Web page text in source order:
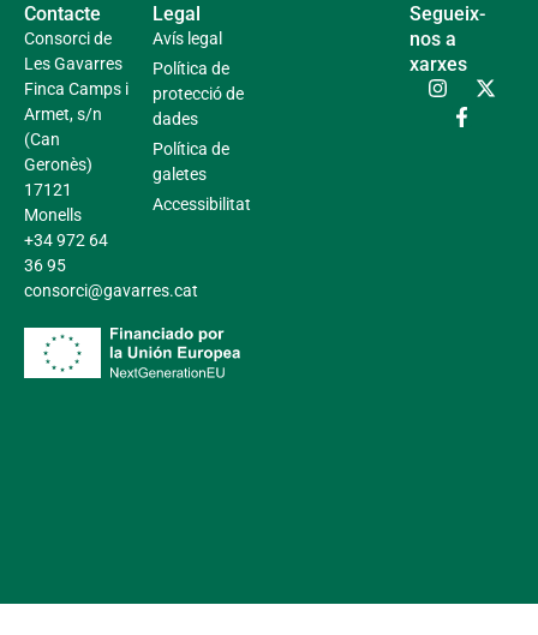
Contacte
Consorci de
Les Gavarres
Finca Camps i
Armet, s/n
(Can
Geronès)
17121
Monells
+34 972 64
36 95
consorci@gavarres.cat
Legal
Avís legal
Política de
protecció de
dades
Política de
galetes
Accessibilitat
Segueix-
nos a
xarxes